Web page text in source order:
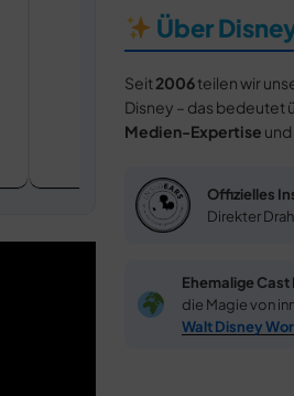
Über
Seit 2006teilen wir
Disney – das bedeutet
Medien-Expertise
Offizielles
Direkter
Ehemalige
die Magie von
Walt Disney